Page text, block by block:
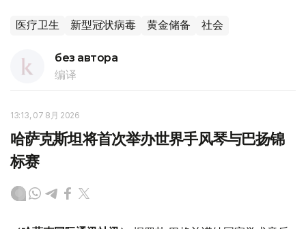
医疗卫生 新型冠状病毒 黄金储备 社会
без автора
编译
13:13, 07 8月 2026
哈萨克斯坦将首次举办世界手风琴与巴扬锦
标赛